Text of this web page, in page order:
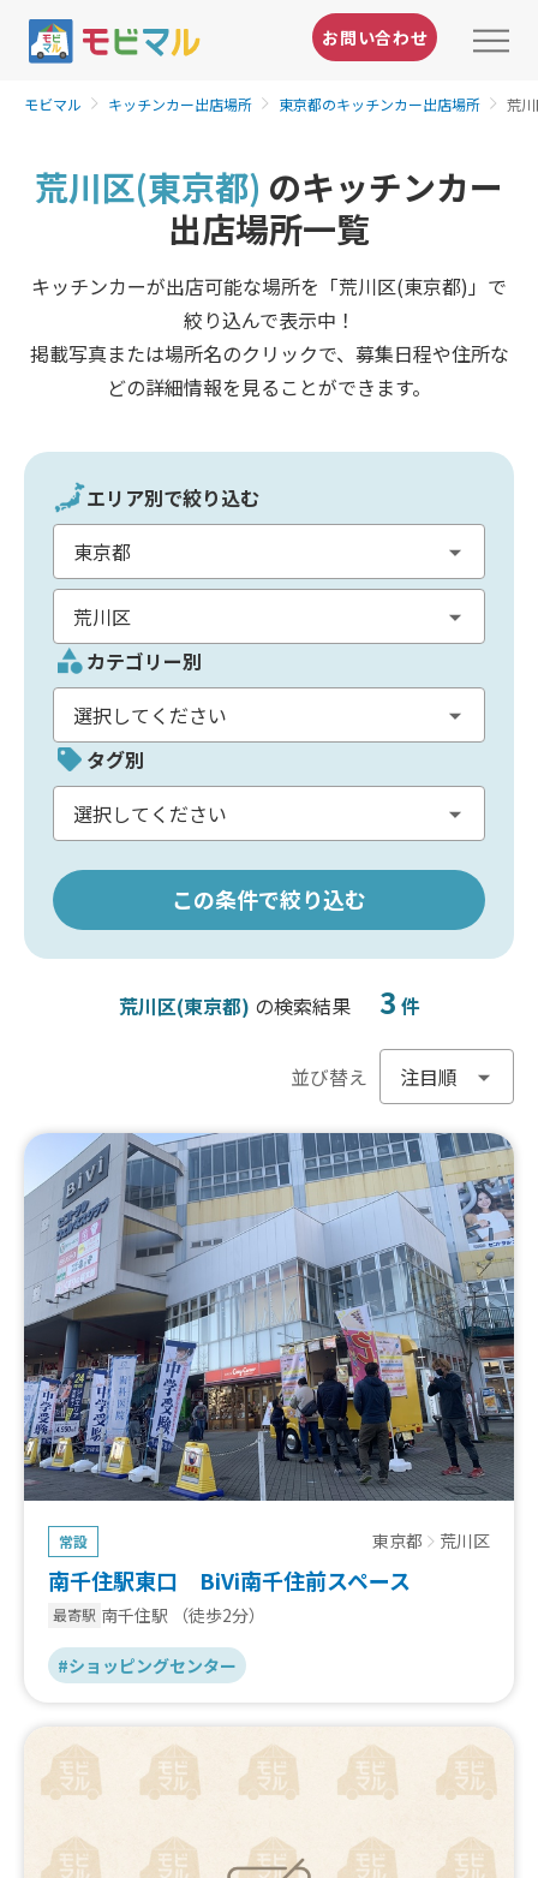
お問い合わせ
モビマル キッチンカー出店場所 東京都のキッチンカー出店場所 荒
荒川区(東京都) のキッチンカー
出店場所一覧
キッチンカーが出店可能な場所を「荒川区(東京都)」で
絞り込んで表示中！
掲載写真または場所名のクリックで、募集日程や住所な
どの詳細情報を見ることができます。
エリア別で絞り込む
カテゴリー別
タグ別
この条件で絞り込む
荒川区(東京都) の検索結果 3 件
並び替え
常設 東京都 荒川区
南千住駅東口 BiVi南千住前スペース
最寄駅 南千住駅 （徒歩2分）
#ショッピングセンター